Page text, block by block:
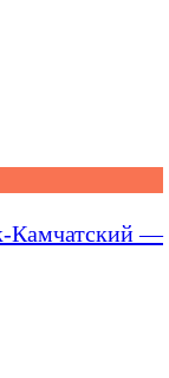
Камчатский —